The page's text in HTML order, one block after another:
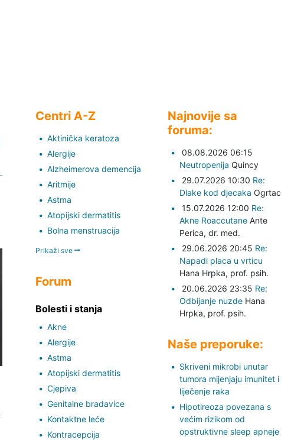
Centri A-Z
Aktinička keratoza
Alergije
Alzheimerova demencija
Aritmije
Astma
Atopijski dermatitis
Bolna menstruacija
Prikaži sve
Forum
Bolesti i stanja
Akne
Alergije
Astma
Atopijski dermatitis
Cjepiva
Genitalne bradavice
Kontaktne leće
Kontracepcija
Najnovije sa
foruma:
08.08.2026 06:15
Neutropenija Quincy
29.07.2026 10:30 Re:
Dlake kod djecaka Ogrtac
15.07.2026 12:00 Re:
Akne Roaccutane Ante
Perica, dr. med.
29.06.2026 20:45 Re:
Napadi placa u vrticu
Hana Hrpka, prof. psih.
20.06.2026 23:35 Re:
Odbijanje nuzde Hana
Hrpka, prof. psih.
Naše preporuke:
Skriveni mikrobi unutar
tumora mijenjaju imunitet i
liječenje raka
Hipotireoza povezana s
većim rizikom od
opstruktivne sleep apneje